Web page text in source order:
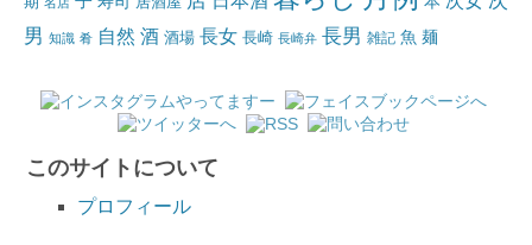
男 知識 肴 自然 酒 酒場 長女 長崎 長崎弁 長男 雑記 魚 麺
このサイトについて
プロフィール